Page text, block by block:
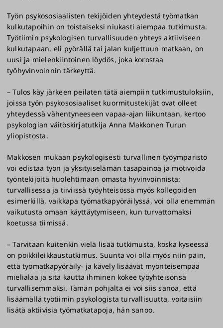
Työn psykososiaalisten tekijöiden yhteydestä työmatkan
kulkutapoihin on toistaiseksi niukasti aiempaa tutkimusta.
Työtiimin psykologisen turvallisuuden yhteys aktiiviseen
kulkutapaan, eli pyörällä tai jalan kuljettuun matkaan, on
uusi ja mielenkiintoinen löydös, joka korostaa
työhyvinvoinnin tärkeyttä.
– Tulos käy järkeen peilaten tätä aiempiin tutkimustuloksiin,
joissa työn psykososiaaliset kuormitustekijät ovat olleet
yhteydessä vähentyneeseen vapaa-ajan liikuntaan, kertoo
psykologian väitöskirjatutkija Anna Makkonen Turun
yliopistosta.
Makkosen mukaan psykologisesti turvallinen työympäristö
voi edistää työn ja yksityiselämän tasapainoa ja motivoida
työntekijöitä huolehtimaan omasta hyvinvoinnista:
turvallisessa ja tiiviissä työyhteisössä myös kollegoiden
esimerkillä, vaikkapa työmatkapyöräilyssä, voi olla enemmän
vaikutusta omaan käyttäytymiseen, kun turvattomaksi
koetussa tiimissä.
– Tarvitaan kuitenkin vielä lisää tutkimusta, koska kyseessä
on poikkileikkaustutkimus. Suunta voi olla myös niin päin,
että työmatkapyöräily- ja kävely lisäävät myönteisempää
mielialaa ja sitä kautta ihminen kokee työyhteisönsä
turvallisemmaksi. Tämän pohjalta ei voi siis sanoa, että
lisäämällä työtiimin psykologista turvallisuutta, voitaisiin
lisätä aktiivisia työmatkatapoja, hän sanoo.